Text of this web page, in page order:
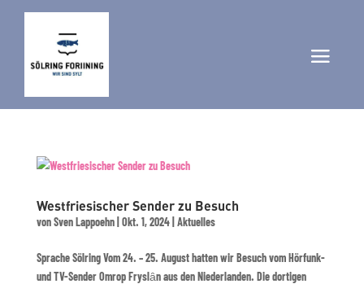
Westfriesischer Sender zu Besuch
vonSven Lappoehn| Okt. 1, 2024| Aktuelles
Sprache Sölring Vom 24. – 25. August hatten wir Besuch vom Hörfunk-
und TV-Sender Omrop Fryslȃn aus den Niederlanden. Die dortigen